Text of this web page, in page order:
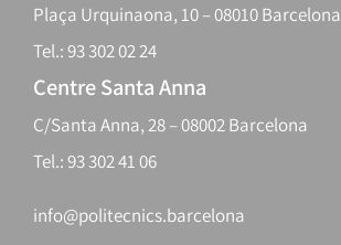
Plaça Urquinaona, 10 – 08010 Barcelona
Tel.: 93 302 02 24
Centre Santa Anna
C/Santa Anna, 28 – 08002 Barcelona
Tel.: 93 302 41 06
info@politecnics.barcelona